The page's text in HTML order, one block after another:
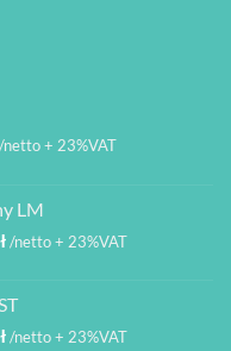
zł.
/netto + 23%VAT
LM
Zakres
2
760,00 zł
/netto + 23%VAT
Zakres
/netto + 23%VAT